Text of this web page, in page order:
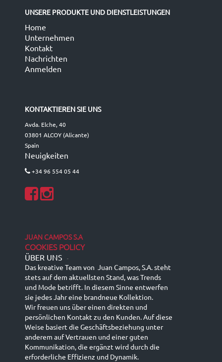
UNSERE PRODUKTE UND DIENSTLEISTUNGEN
Home
Unternehmen
Kontakt
Nachrichten
Anmelden
KONTAKTIEREN SIE UNS
Avda. Elche, 40
03801 ALCOY (Alicante)
Spain
Neuigkeiten
+34 96 554 05 44
JUAN CAMPOS S.A
COOKIES POLICY
ÜBER UNS -
Das kreative Team von Juan Campos, S.A. steht
stets auf dem aktuellsten Stand, was Trends
und Mode betrifft. In diesem Sinne entwerfen
sie jedes Jahr eine brandneue Kollektion.
Wir freuen uns über einen direkten und
persönlichen Kontakt zu den Kunden. Auf diese
Weise basiert die Geschäftsbeziehung unter
anderem auf Vertrauen und einer guten
Kommunikation, die ergänzt wird durch die
erforderliche Effizienz und Dynamik.